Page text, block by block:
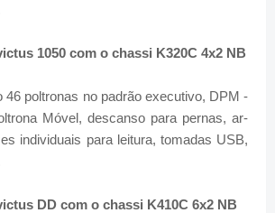
1050 com o chassi K320C 4x2 NB
46 poltronas no padrão executivo, DPM -
Móvel, descanso para pernas, ar-
individuais para leitura, tomadas USB,
DD com o chassi K410C 6x2 NB